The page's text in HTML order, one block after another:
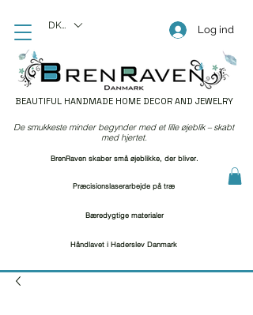
BEAUTIFUL HANDMADE HOME DECOR AND JEWELRY
Log ind
DKK (kr)
Præcisionslaserarbejde på træ
Bæredygtige materialer
Håndlavet i Haderslev Danmark
De smukkeste minder begynder med et lille øjeblik – skabt
med hjertet.
BrenRaven skaber små øjeblikke, der bliver.